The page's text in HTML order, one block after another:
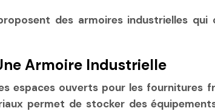
des armoires industrielles
Armoire Industrielle
espaces ouverts pour les fournitures
permet de stocker des